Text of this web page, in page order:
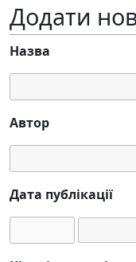
Додати
Назва
Автор
Дата публікації